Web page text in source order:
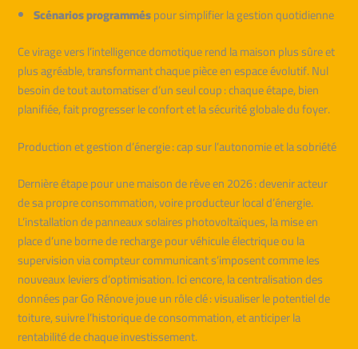
Scénarios programméspour simplifier la gestion quotidienne
Ce virage vers l’intelligence domotique rend la maison plus sûre et
plus agréable, transformant chaque pièce en espace évolutif. Nul
besoin de tout automatiser d’un seul coup : chaque étape, bien
planifiée, fait progresser le confort et la sécurité globale du foyer.
Production et gestion d’énergie : cap sur l’autonomie et la sobriété
Dernière étape pour une maison de rêve en 2026 : devenir acteur
de sa propre consommation, voire producteur local d’énergie.
L’installation de panneaux solaires photovoltaïques, la mise en
place d’une borne de recharge pour véhicule électrique ou la
supervision via compteur communicant s’imposent comme les
nouveaux leviers d’optimisation. Ici encore, la centralisation des
données par Go Rénove joue un rôle clé : visualiser le potentiel de
toiture, suivre l’historique de consommation, et anticiper la
rentabilité de chaque investissement.